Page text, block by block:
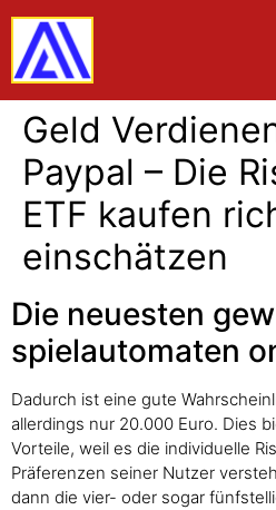
Geld
Paypal – Die
ETF kaufen
einschätzen
Die neuesten
spielautomaten
Dadurch ist eine gute
allerdings nur 20.000 Euro. Dies
Vorteile, weil es die individuelle
Präferenzen seiner Nutzer
dann die vier- oder sogar